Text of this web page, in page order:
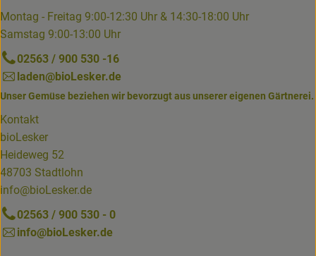
Montag - Freitag 9:00-12:30 Uhr & 14:30-18:00 Uhr
Samstag 9:00-13:00 Uhr
02563 / 900 530 -16
laden@bioLesker.de
Unser Gemüse beziehen wir bevorzugt aus unserer eigenen Gärtnerei.
Kontakt
bioLesker
Heideweg 52
48703 Stadtlohn
info@bioLesker.de
02563 / 900 530 - 0
info@bioLesker.de